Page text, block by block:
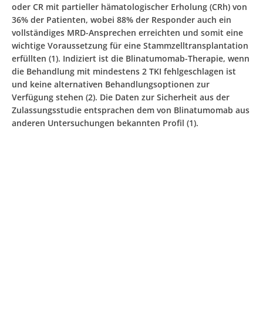
oder CR mit partieller hämatologischer Erholung (CRh) von
36% der Patienten, wobei 88% der Responder auch ein
vollständiges MRD-Ansprechen erreichten und somit eine
wichtige Voraussetzung für eine Stammzelltransplantation
erfüllten (1). Indiziert ist die Blinatumomab-Therapie, wenn
die Behandlung mit mindestens 2 TKI fehlgeschlagen ist
und keine alternativen Behandlungsoptionen zur
Verfügung stehen (2). Die Daten zur Sicherheit aus der
Zulassungsstudie entsprachen dem von Blinatumomab aus
anderen Untersuchungen bekannten Profil (1).